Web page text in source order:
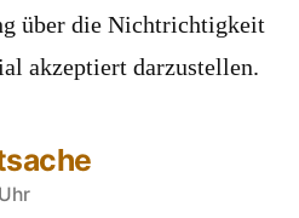
über die Nichtrichtigkeit
akzeptiert darzustellen.